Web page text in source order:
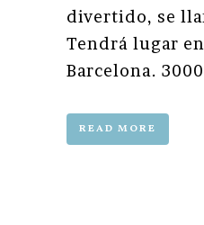
divertido, se
Tendrá lugar
Barcelona.
READ MORE